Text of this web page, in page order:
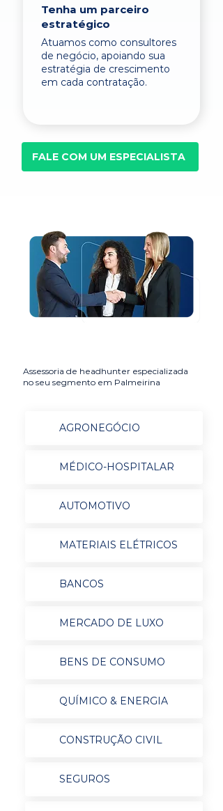
Tenha um parceiro
estratégico
Atuamos como consultores
de negócio, apoiando sua
estratégia de crescimento
em cada contratação.
FALE COM UM ESPECIALISTA
Assessoria de headhunter especializada
no seu segmento em Palmeirina
AGRONEGÓCIO
MÉDICO-HOSPITALAR
AUTOMOTIVO
MATERIAIS ELÉTRICOS
BANCOS
MERCADO DE LUXO
BENS DE CONSUMO
QUÍMICO & ENERGIA
CONSTRUÇÃO CIVIL
SEGUROS